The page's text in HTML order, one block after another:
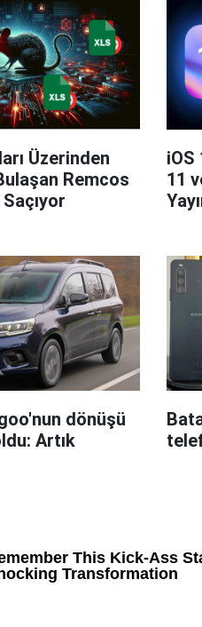
Üzerinden
Remcos
iOS
11
dönüşü
Artık